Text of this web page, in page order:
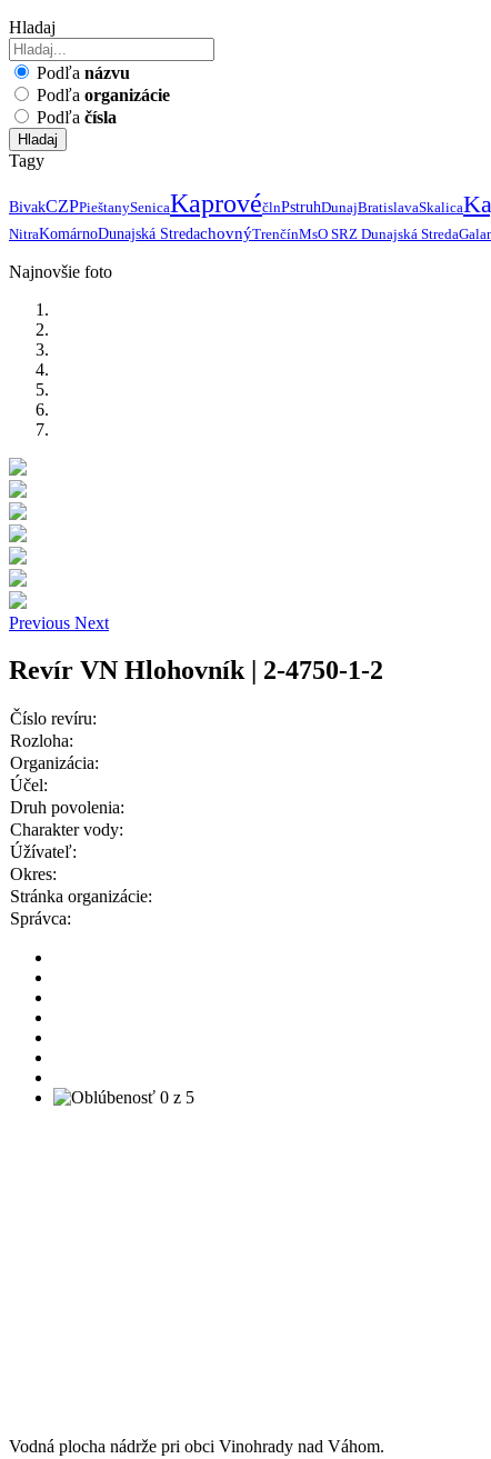
Hladaj
Podľa názvu
Podľa organizácie
Podľa čísla
Hladaj
Tagy
BivakCZPPieštanySenicaKaprovéčlnPstruhDunajBratislavaSkalica
NitraKomárnoDunajská StredachovnýTrenčínMsO SRZ Dunajská Streda
Najnovšie foto
Previous Next
Revír VN Hlohovník | 2-4750-1-2
Číslo revíru:
Rozloha:
Organizácia:
Účel:
Druh povolenia:
Charakter vody:
Úžívateľ:
Okres:
Stránka organizácie:
Správca:
Vodná plocha nádrže pri obci Vinohrady nad Váhom.